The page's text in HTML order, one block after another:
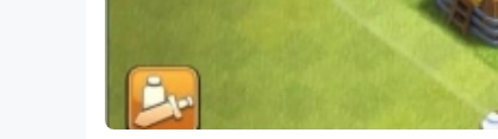
◈挑戰精心設計的有趣大腦訓練師關卡，收集